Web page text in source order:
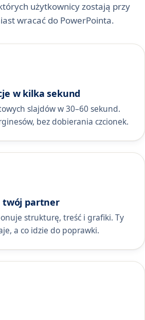
użytkownicy zostają przy
wracać do PowerPointa.
w kilka sekund
slajdów w 30–60 sekund.
bez dobierania czcionek.
twój partner
strukturę, treść i grafiki. Ty
a co idzie do poprawki.